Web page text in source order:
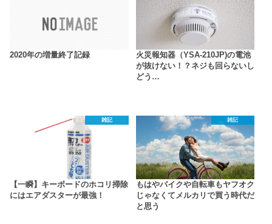
2020年の増量終了記録
火災報知器（YSA-210JP)の電池
が抜けない！？ネジも回らないし
どう…
雑記
【一瞬】キーボードのホコリ掃除
にはエアダスターが最強！
雑記
もはやバイクや自転車もヤフオク
じゃなくてメルカリで買う時代だ
と思う